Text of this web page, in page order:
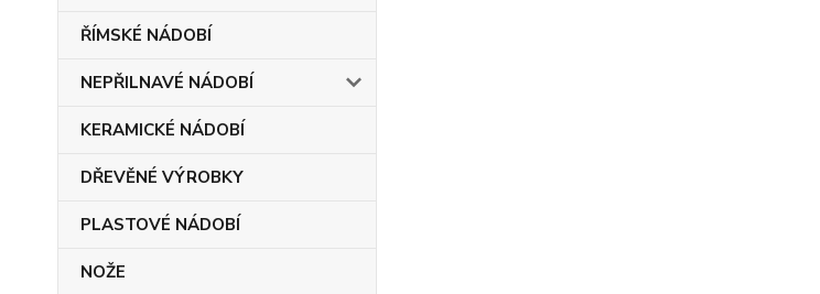
ŘÍMSKÉ NÁDOBÍ
NEPŘILNAVÉ NÁDOBÍ
KERAMICKÉ NÁDOBÍ
DŘEVĚNÉ VÝROBKY
PLASTOVÉ NÁDOBÍ
NOŽE